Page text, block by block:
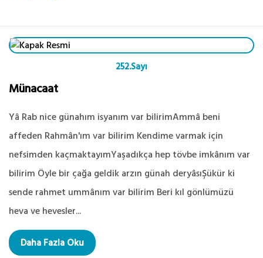
252.Sayı
Münacaat
Yâ Rab nice günahım isyanım var bilirimAmmâ beni
affeden Rahmân'ım var bilirim Kendime varmak için
nefsimden kaçmaktayımYaşadıkça hep tövbe imkânım var
bilirim Öyle bir çağa geldik arzın günah deryâsıŞükür ki
sende rahmet ummânım var bilirim Beri kıl gönlümüzü
heva ve hevesler...
Daha Fazla Oku